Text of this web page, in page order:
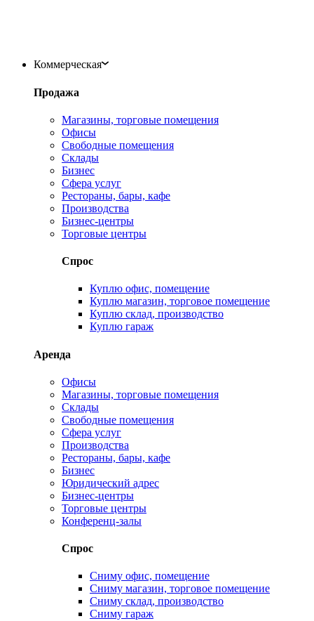
Коммерческая
Продажа
Магазины, торговые помещения
Офисы
Свободные помещения
Склады
Бизнес
Сфера услуг
Рестораны, бары, кафе
Производства
Бизнес-центры
Торговые центры
Спрос
Куплю офис, помещение
Куплю магазин, торговое помещение
Куплю склад, производство
Куплю гараж
Аренда
Офисы
Магазины, торговые помещения
Склады
Свободные помещения
Сфера услуг
Производства
Рестораны, бары, кафе
Бизнес
Юридический адрес
Бизнес-центры
Торговые центры
Конференц-залы
Спрос
Сниму офис, помещение
Сниму магазин, торговое помещение
Сниму склад, производство
Сниму гараж